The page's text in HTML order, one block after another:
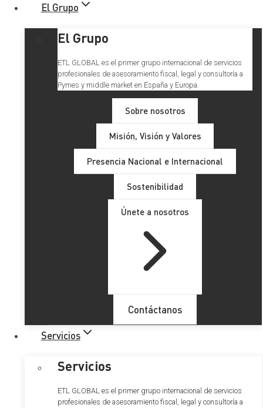
El Grupo
El Grupo
ETL GLOBAL es el primer grupo internacional de servicios
profesionales de asesoramiento fiscal, legal y consultoría a
Pymes y middle market en España y Europa.
Sobre nosotros
Misión, Visión y Valores
Presencia Nacional e Internacional
Sostenibilidad
Únete a nosotros
Contáctanos
Servicios
Servicios
ETL GLOBAL es el primer grupo internacional de servicios
profesionales de asesoramiento fiscal, legal y consultoría a